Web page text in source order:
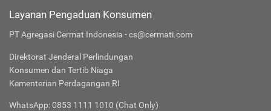
Layanan Pengaduan Konsumen
PT Agregasi Cermat Indonesia - cs@cermati.com
Direktorat Jenderal Perlindungan
Konsumen dan Tertib Niaga
Kementerian Perdagangan RI
WhatsApp: 0853 1111 1010 (Chat Only)